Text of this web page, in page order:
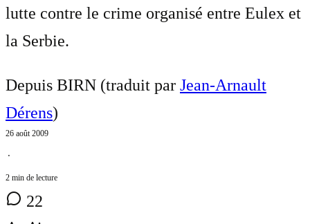
lutte contre le crime organisé entre Eulex et
la Serbie.
Depuis BIRN (traduit par Jean-Arnault
Dérens)
26 août 2009
⋅
2 min de lecture
22